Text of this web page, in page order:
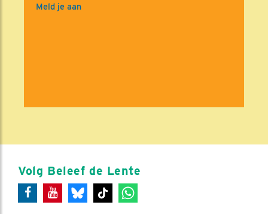
Meld je aan
Volg Beleef de Lente